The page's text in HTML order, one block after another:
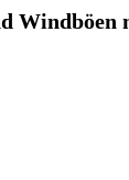
Windböen